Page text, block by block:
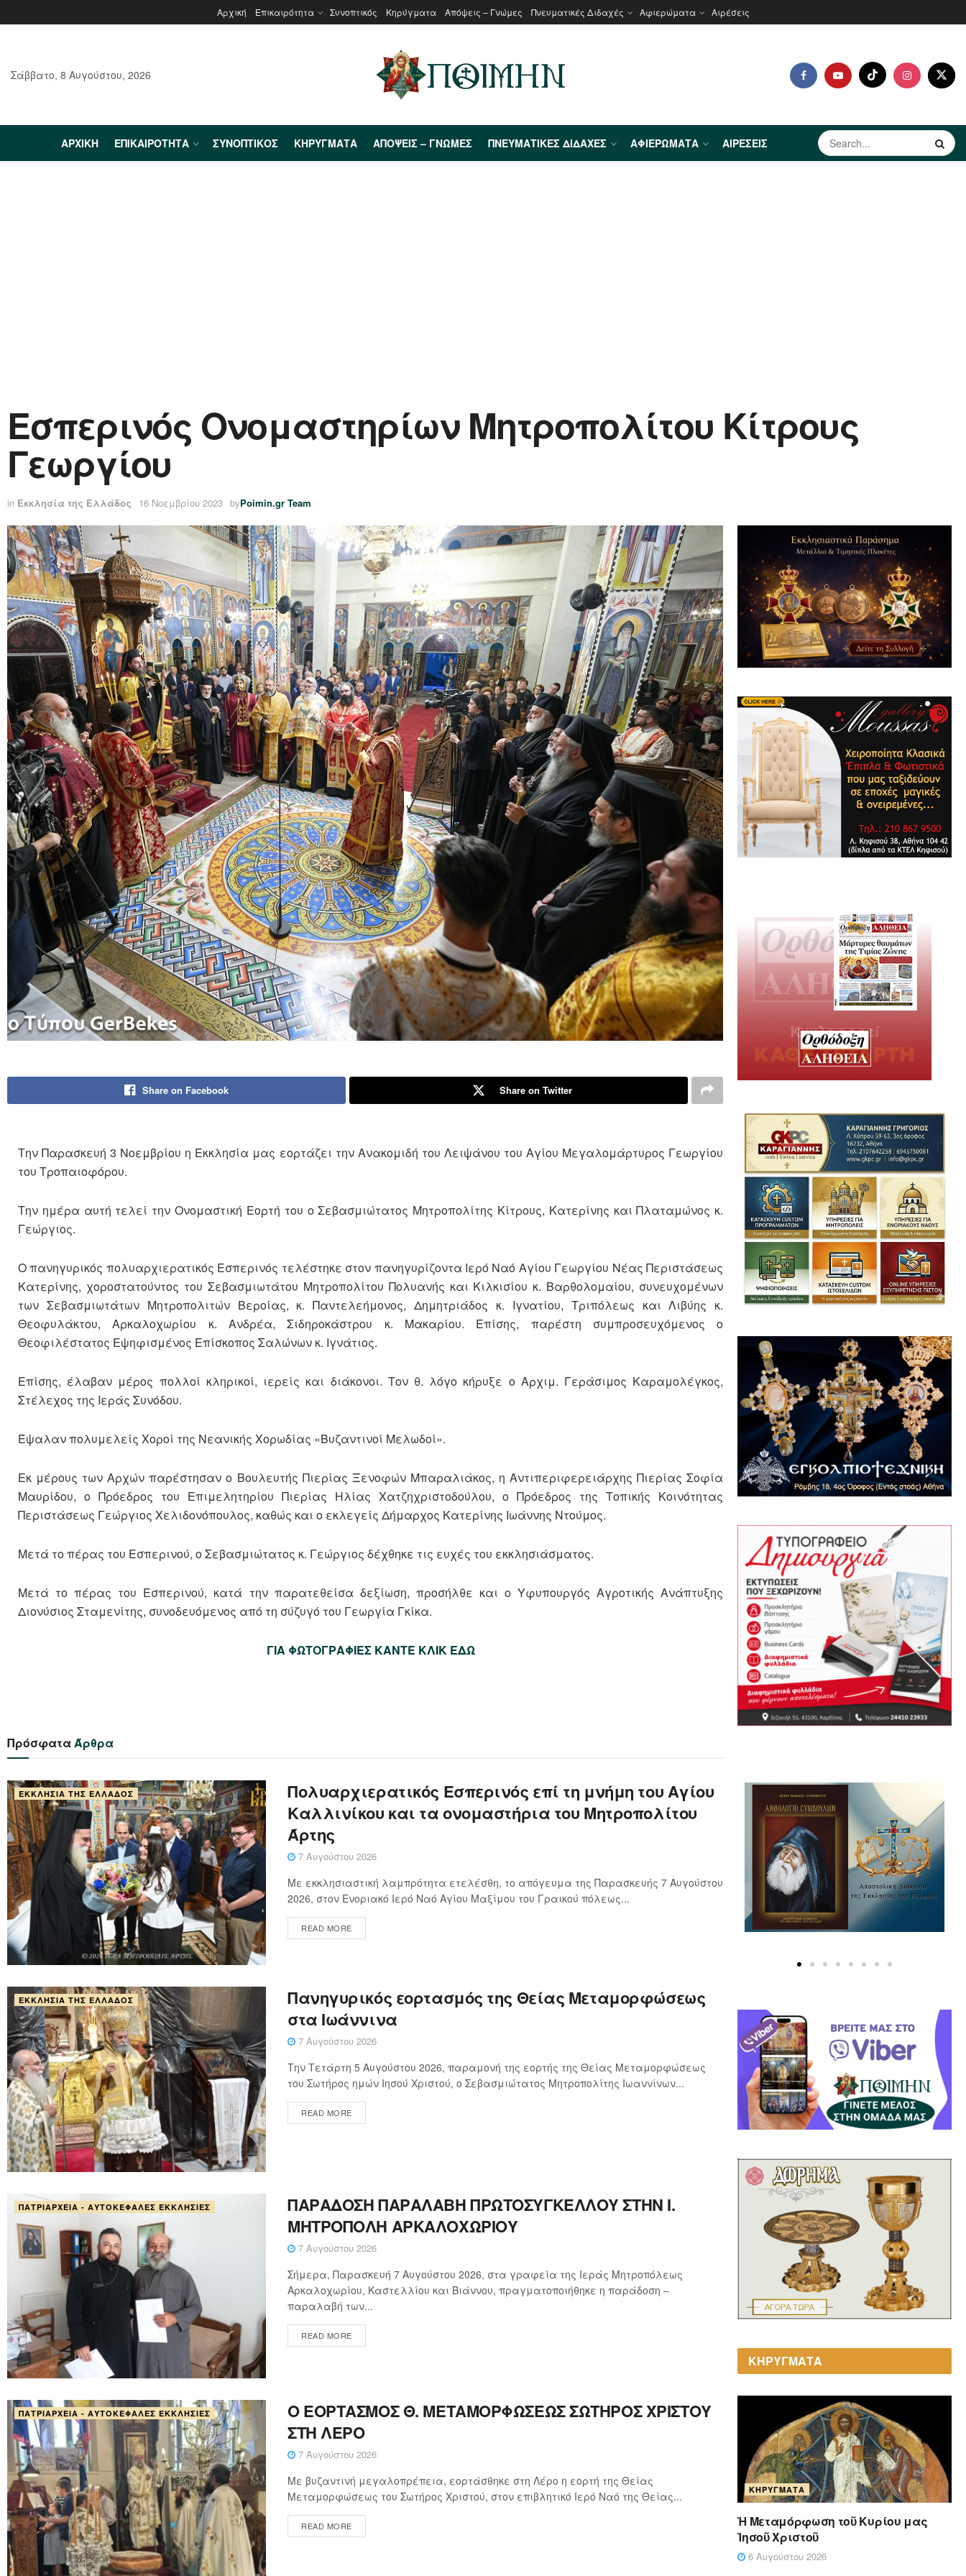
Αρχική Επικαιρότητα Συνοπτικός Κηρύγματα Απόψεις – Γνώμες Πνευματικές Διδαχές Αφιερώματα Αιρέσεις
Σάββατο, 8 Αυγούστου, 2026
ΑΡΧΙΚΉ ΕΠΙΚΑΙΡΌΤΗΤΑ ΣΥΝΟΠΤΙΚΌΣ ΚΗΡΎΓΜΑΤΑ ΑΠΌΨΕΙΣ – ΓΝΏΜΕΣ ΠΝΕΥΜΑΤΙΚΈΣ ΔΙΔΑΧΈΣ ΑΦΙΕΡΏΜΑΤΑ ΑΙΡΈΣΕΙΣ
Εσπερινός Ονομαστηρίων Μητροπολίτου Κίτρους
Γεωργίου
in Εκκλησία της Ελλάδος 16 Νοεμβρίου 2023 byPoimin.gr Team
Share on Facebook Share on Twitter
Την Παρασκευή 3 Νοεμβρίου η Εκκλησία μας εορτάζει την Ανακομιδή του Λειψάνου του Αγίου Μεγαλομάρτυρος Γεωργίου
του Τροπαιοφόρου.
Την ημέρα αυτή τελεί την Ονομαστική Εορτή του ο Σεβασμιώτατος Μητροπολίτης Κίτρους, Κατερίνης και Πλαταμώνος κ.
Γεώργιος.
Ο πανηγυρικός πολυαρχιερατικός Εσπερινός τελέστηκε στον πανηγυρίζοντα Ιερό Ναό Αγίου Γεωργίου Νέας Περιστάσεως
Κατερίνης, χοροστατούντος του Σεβασμιωτάτου Μητροπολίτου Πολυανής και Κιλκισίου κ. Βαρθολομαίου, συνευχομένων
των Σεβασμιωτάτων Μητροπολιτών Βεροίας, κ. Παντελεήμονος, Δημητριάδος κ. Ιγνατίου, Τριπόλεως και Λιβύης κ.
Θεοφυλάκτου, Αρκαλοχωρίου κ. Ανδρέα, Σιδηροκάστρου κ. Μακαρίου. Επίσης, παρέστη συμπροσευχόμενος ο
Θεοφιλέστατος Εψηφισμένος Επίσκοπος Σαλώνων κ. Ιγνάτιος.
Επίσης, έλαβαν μέρος πολλοί κληρικοί, ιερείς και διάκονοι. Τον θ. λόγο κήρυξε ο Αρχιμ. Γεράσιμος Καραμολέγκος,
Στέλεχος της Ιεράς Συνόδου.
Έψαλαν πολυμελείς Χοροί της Νεανικής Χορωδίας «Βυζαντινοί Μελωδοί».
Εκ μέρους των Αρχών παρέστησαν ο Βουλευτής Πιερίας Ξενοφών Μπαραλιάκος, η Αντιπεριφερειάρχης Πιερίας Σοφία
Μαυρίδου, ο Πρόεδρος του Επιμελητηρίου Πιερίας Ηλίας Χατζηχριστοδούλου, ο Πρόεδρος της Τοπικής Κοινότητας
Περιστάσεως Γεώργιος Χελιδονόπουλος, καθώς και ο εκλεγείς Δήμαρχος Κατερίνης Ιωάννης Ντούμος.
Μετά το πέρας του Εσπερινού, ο Σεβασμιώτατος κ. Γεώργιος δέχθηκε τις ευχές του εκκλησιάσματος.
Μετά το πέρας του Εσπερινού, κατά την παρατεθείσα δεξίωση, προσήλθε και ο Υφυπουργός Αγροτικής Ανάπτυξης
Διονύσιος Σταμενίτης, συνοδευόμενος από τη σύζυγό του Γεωργία Γκίκα.
ΓΙΑ ΦΩΤΟΓΡΑΦΙΕΣ ΚΑΝΤΕ ΚΛΙΚ ΕΔΩ
ΠρόσφαταΆρθρα
ΕΚΚΛΗΣΊΑ ΤΗΣ ΕΛΛΆΔΟΣ
Πολυαρχιερατικός Εσπερινός επί τη μνήμη του Αγίου
Καλλινίκου και τα ονομαστήρια του Μητροπολίτου
Άρτης
7 Αυγούστου 2026
Με εκκλησιαστική λαμπρότητα ετελέσθη, το απόγευμα της Παρασκευής 7 Αυγούστου
2026, στον Ενοριακό Ιερό Ναό Αγίου Μαξίμου του Γραικού πόλεως...
READ MORE
ΕΚΚΛΗΣΊΑ ΤΗΣ ΕΛΛΆΔΟΣ
Πανηγυρικός εορτασμός της Θείας Μεταμορφώσεως
στα Ιωάννινα
7 Αυγούστου 2026
Την Τετάρτη 5 Αυγούστου 2026, παραμονή της εορτής της Θείας Μεταμορφώσεως
του Σωτήρος ημών Ιησού Χριστού, ο Σεβασμιώτατος Μητροπολίτης Ιωαννίνων...
READ MORE
ΠΑΤΡΙΑΡΧΕΊΑ - ΑΥΤΟΚΈΦΑΛΕΣ ΕΚΚΛΗΣΊΕΣ
ΠΑΡΑΔΟΣΗ ΠΑΡΑΛΑΒΗ ΠΡΩΤΟΣΥΓΚΕΛΛΟΥ ΣΤΗΝ Ι.
ΜΗΤΡΟΠΟΛΗ ΑΡΚΑΛΟΧΩΡΙΟΥ
7 Αυγούστου 2026
Σήμερα, Παρασκευή 7 Αυγούστου 2026, στα γραφεία της Ιεράς Μητροπόλεως
Αρκαλοχωρίου, Καστελλίου και Βιάννου, πραγματοποιήθηκε η παράδοση –
παραλαβή των...
READ MORE
ΠΑΤΡΙΑΡΧΕΊΑ - ΑΥΤΟΚΈΦΑΛΕΣ ΕΚΚΛΗΣΊΕΣ
Ο ΕΟΡΤΑΣΜΟΣ Θ. ΜΕΤΑΜΟΡΦΩΣΕΩΣ ΣΩΤΗΡΟΣ ΧΡΙΣΤΟΥ
ΣΤΗ ΛΕΡΟ
7 Αυγούστου 2026
Με βυζαντινή μεγαλοπρέπεια, εορτάσθηκε στη Λέρο η εορτή της Θείας
Μεταμορφώσεως του Σωτήρος Χριστού, στον επιβλητικό Ιερό Ναό της Θείας...
READ MORE
ΚΗΡΥΓΜΑΤΑ
ΚΗΡΎΓΜΑΤΑ
Ἡ Μεταμόρφωση τοῦ Κυρίου μας
Ἰησοῦ Χριστοῦ
6 Αυγούστου 2026